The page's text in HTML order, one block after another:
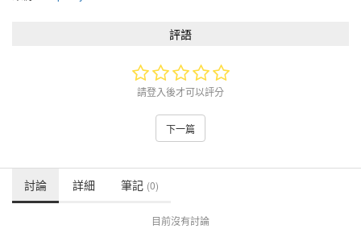
評語
請登入後才可以評分
下一篇
討論 詳細 筆記 (0)
目前沒有討論